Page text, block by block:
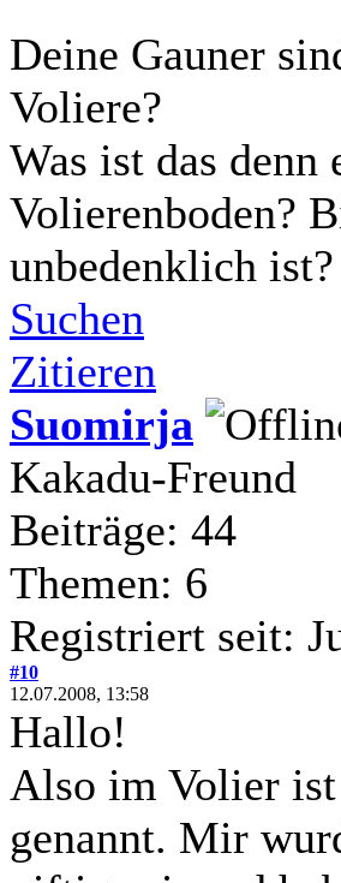
Deine Gauner
Voliere?
Was ist das
Volierenboden?
unbedenklich ist?
Suchen
Zitieren
Suomirja
Kakadu-Freund
Beiträge: 44
Themen: 6
Registriert seit:
#10
12.07.2008, 13:58
Hallo!
Also im Volier ist
genannt. Mir